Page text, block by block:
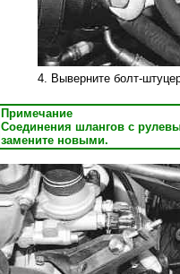
4. Выверните болт-
Примечание
Соединения шлангов с
замените новыми.